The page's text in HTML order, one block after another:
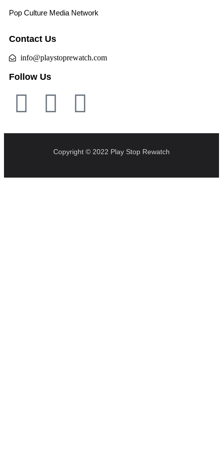
Pop Culture Media Network
Contact Us
info@playstoprewatch.com
Follow Us
Copyright © 2022 Play Stop Rewatch